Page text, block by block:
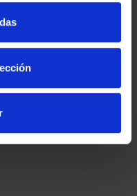
SUSCRIPCIÓN
CAPITALES DE
949,00 €
registrados